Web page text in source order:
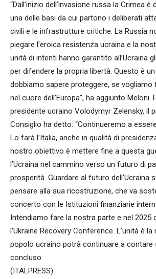
“Dall’inizio dell’invasione russa la Crimea è
una delle basi da cui partono i deliberati
civili e le infrastrutture critiche. La Russia
piegare l’eroica resistenza ucraina e la
unità di intenti hanno garantito all’Ucraina
per difendere la propria libertà. Questo è
dobbiamo sapere proteggere, se vogliamo
nel cuore dell’Europa”, ha aggiunto Meloni.
presidente ucraino Volodymyr Zelensky, il
Consiglio ha detto: “Continueremo a
Lo farà l’Italia, anche in qualità di
nostro obiettivo è mettere fine a questa
l’Ucraina nel cammino verso un futuro di
prosperità. Guardare al futuro dell’Ucraina
pensare alla sua ricostruzione, che va
concerto con le Istituzioni finanziarie
Intendiamo fare la nostra parte e nel 2025
l’Ukraine Recovery Conference. L’unità è
popolo ucraino potrà continuare a contare
concluso.
(ITALPRESS).